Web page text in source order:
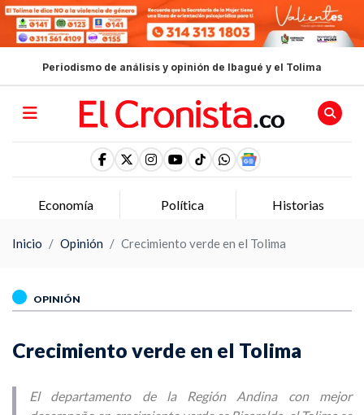
Periodismo de análisis y opinión de Ibagué y el Tolima
Economía Política Historias
Inicio Opinión Crecimiento verde en el Tolima
OPINIÓN
Crecimiento verde en el Tolima
El departamento de la Región Andina con mejor